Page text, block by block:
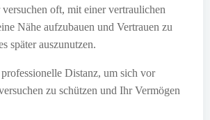
oft, mit einer vertraulichen
Nähe aufzubauen und Vertrauen zu
später auszunutzen.
Distanz, um sich vor
zu schützen und Ihr Vermögen